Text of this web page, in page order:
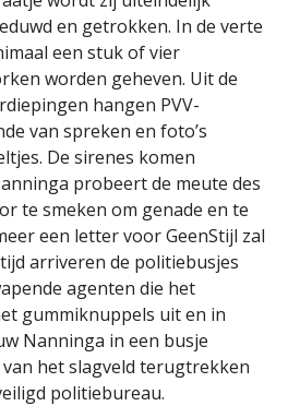
en getrokken. In de verte
een stuk of vier
worden geheven. Uit de
hangen PVV-
van spreken en foto’s
De sirenes komen
probeert de meute des
te smeken om genade en te
een letter voor GeenStijl zal
arriveren de politiebusjes
agenten die het
gummiknuppels uit en in
Nanninga in een busje
het slagveld terugtrekken
politiebureau.